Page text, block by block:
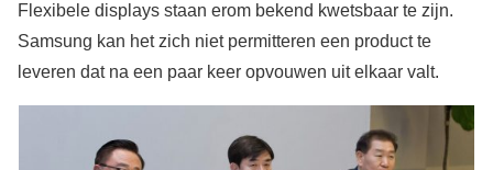
Flexibele displays staan erom bekend kwetsbaar te zijn.
Samsung kan het zich niet permitteren een product te
leveren dat na een paar keer opvouwen uit elkaar valt.